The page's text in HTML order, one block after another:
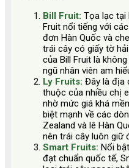
Bill Fruit: Tọa lạc tại
Fruit nổi tiếng với
đơn Hàn Quốc và
trái cây có giấy tờ
của Bill Fruit là
ngũ nhân viên am
Ly Fruits: Đây là địa
thuộc của nhiều chị
nhờ mức giá khá
biệt mạnh về các
Zealand và lê Hàn
nên trái cây luôn giữ
Smart Fruits: Nổi
đạt chuẩn quốc tế,